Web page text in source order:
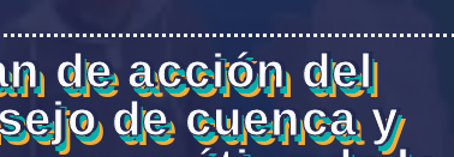
de acción del
de cuenca y